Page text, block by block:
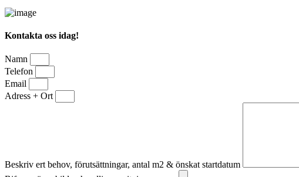
Kontakta oss idag!
Namn
Telefon
Email
Adress + Ort
Beskriv ert behov, förutsättningar, antal m2 & önskat startdatum